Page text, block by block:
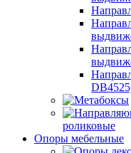
роликовые
Опоры мебельные